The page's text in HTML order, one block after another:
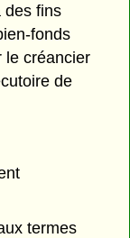
des fins
fonds
le créancier
de
termes